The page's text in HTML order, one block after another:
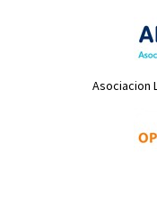
Asociacion